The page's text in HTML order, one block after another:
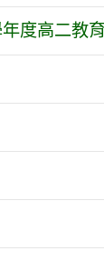
度高二教